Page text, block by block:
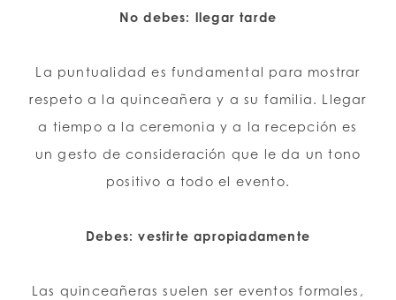
No debes: llegar tarde
La puntualidad es fundamental para mostrar
respeto a la quinceañera y a su familia. Llegar
a tiempo a la ceremonia y a la recepción es
un gesto de consideración que le da un tono
positivo a todo el evento.
Debes: vestirte apropiadamente
Las quinceañeras suelen ser eventos formales,